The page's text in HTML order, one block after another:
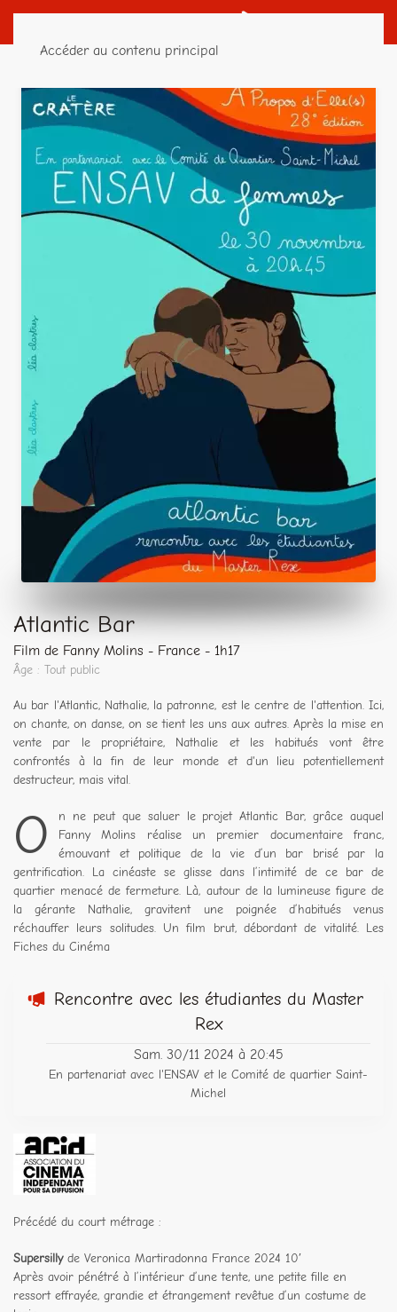
Accéder au contenu principal
Atlantic Bar
Film de Fanny Molins - France - 1h17
Âge : Tout public
Au bar l'Atlantic, Nathalie, la patronne, est le centre de l'attention. Ici,
on chante, on danse, on se tient les uns aux autres. Après la mise en
vente par le propriétaire, Nathalie et les habitués vont être
confrontés à la fin de leur monde et d'un lieu potentiellement
destructeur, mais vital.
O
n ne peut que saluer le projet Atlantic Bar, grâce auquel
Fanny Molins réalise un premier documentaire franc,
émouvant et politique de la vie d’un bar brisé par la
gentrification. La cinéaste se glisse dans l’intimité de ce bar de
quartier menacé de fermeture. Là, autour de la lumineuse figure de
la gérante Nathalie, gravitent une poignée d’habitués venus
réchauffer leurs solitudes. Un film brut, débordant de vitalité. Les
Fiches du Cinéma
Rencontre avec les étudiantes du Master
Rex
Sam. 30/11 2024 à 20:45
En partenariat avec l'ENSAV et le Comité de quartier Saint-
Michel
Précédé du court métrage :
Supersilly de Veronica Martiradonna France 2024 10′
Après avoir pénétré à l’intérieur d’une tente, une petite fille en
ressort effrayée, grandie et étrangement revêtue d’un costume de